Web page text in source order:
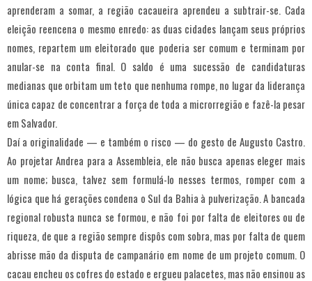
aprenderam a somar, a região cacaueira aprendeu a subtrair-se. Cada
eleição reencena o mesmo enredo: as duas cidades lançam seus próprios
nomes, repartem um eleitorado que poderia ser comum e terminam por
anular-se na conta final. O saldo é uma sucessão de candidaturas
medianas que orbitam um teto que nenhuma rompe, no lugar da liderança
única capaz de concentrar a força de toda a microrregião e fazê-la pesar
em Salvador.
Daí a originalidade — e também o risco — do gesto de Augusto Castro.
Ao projetar Andrea para a Assembleia, ele não busca apenas eleger mais
um nome; busca, talvez sem formulá-lo nesses termos, romper com a
lógica que há gerações condena o Sul da Bahia à pulverização. A bancada
regional robusta nunca se formou, e não foi por falta de eleitores ou de
riqueza, de que a região sempre dispôs com sobra, mas por falta de quem
abrisse mão da disputa de campanário em nome de um projeto comum. O
cacau encheu os cofres do estado e ergueu palacetes, mas não ensinou as